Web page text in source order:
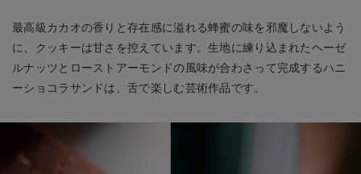
最高級カカオの香りと存在感に溢れる蜂蜜の味を邪魔しないよう
に、クッキーは甘さを控えています。生地に練り込まれたヘーゼ
ルナッツとローストアーモンドの風味が合わさって完成するハニ
ーショコラサンドは、舌で楽しむ芸術作品です。